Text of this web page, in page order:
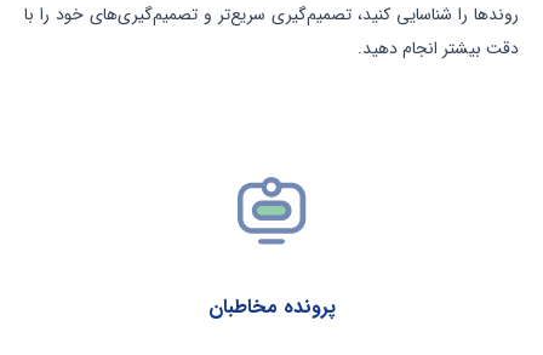
روندها را شناسایی کنید، تصمیم‌گیری سریع‌تر و تصمیم‌گیری‌های خود را با
دقت بیشتر انجام دهید.
پرونده مخاطبان